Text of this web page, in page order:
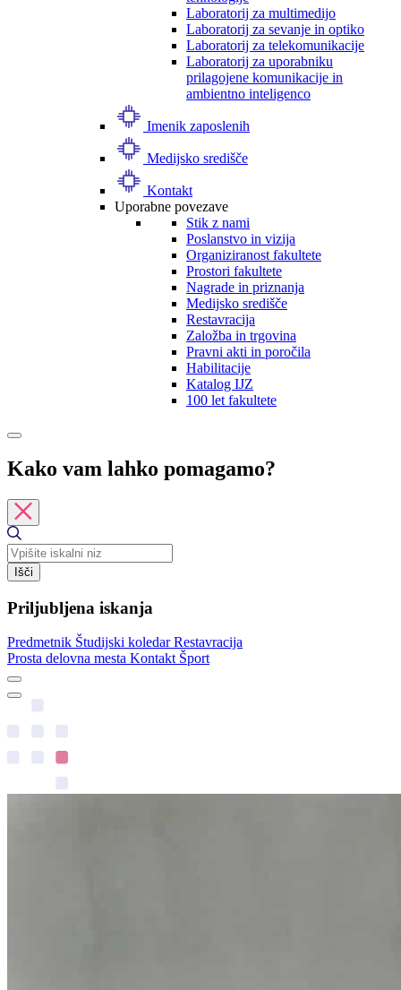
Laboratorij za multimedijo
Laboratorij za sevanje in optiko
Laboratorij za telekomunikacije
Laboratorij za uporabniku
prilagojene komunikacije in
ambientno inteligenco
Imenik zaposlenih
Medijsko središče
Kontakt
Uporabne povezave
Stik z nami
Poslanstvo in vizija
Organiziranost fakultete
Prostori fakultete
Nagrade in priznanja
Medijsko središče
Restavracija
Založba in trgovina
Pravni akti in poročila
Habilitacije
Katalog IJZ
100 let fakultete
Kako vam lahko pomagamo?
Išči
Priljubljena iskanja
Predmetnik Študijski koledarRestavracija
Prosta delovna mesta Kontakt Šport